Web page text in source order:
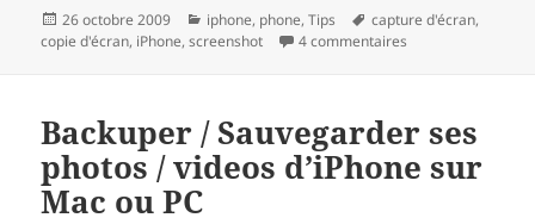
Publié
le
26 octobre 2009 Catégories
iphone, phone,Tips
Mots-
clés
capture d'écran,
copie d'écran, iPhone,screenshot 4 commentaires
Backuper / Sauvegarder ses
photos / videos d’iPhone sur
Mac ou PC